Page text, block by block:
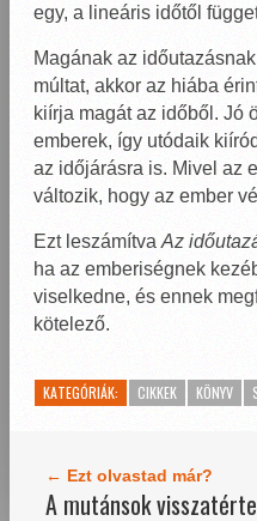
egy, a lineáris időtől
Magának az
múltat, akkor az hiába
kiírja magát az időből. Jó
emberek, így utódaik
az időjárásra is. Mivel az
változik, hogy az ember
Ezt leszámítva Az
ha az emberiségnek
viselkedne, és ennek
kötelező.
KATEGÓRIÁK: CIKKEK KÖNYV
← Ezt olvastad már?
A mutánsok